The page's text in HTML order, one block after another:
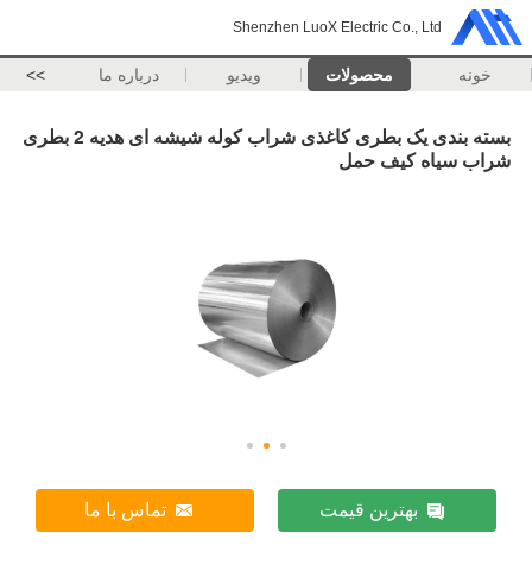
Shenzhen LuoX Electric Co., Ltd
خونه محصولات ویدیو درباره ما >>
بسته بندی یک بطری کاغذی شراب کوله شیشه ای هدیه 2 بطری
شراب سیاه کیف حمل
بهترین قیمت تماس با ما